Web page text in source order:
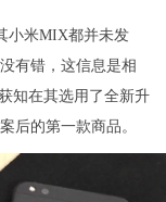
小米MIX都并未发
有错，这信息是相
知在其选用了全新升
后的第一款商品。